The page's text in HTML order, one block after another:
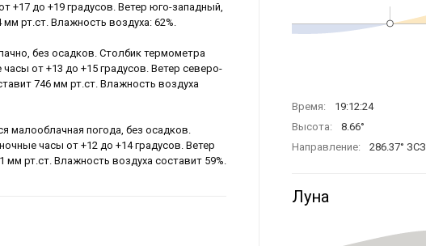
+17 до +19 градусов. Ветер юго-западный,
рт.ст. Влажность воздуха: 62%.
без осадков. Столбик термометра
от +13 до +15 градусов. Ветер северо-
746 мм рт.ст. Влажность воздуха
малооблачная погода, без осадков.
часы от +12 до +14 градусов. Ветер
рт.ст. Влажность воздуха составит 59%.
Время:
19:12:24
Высота:
8.66°
Направление:
286.37° ЗСЗ
Луна